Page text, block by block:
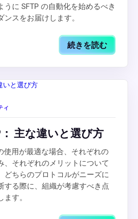
うに SFTP の自動化を始めるべき
スをお届けします。
続きを読む
ィ
主な違いと選び方
使用が最適な場合、それぞれの
、それぞれのメリットについて
どちらのプロトコルがニーズに
する際に、組織が考慮すべき点
す。